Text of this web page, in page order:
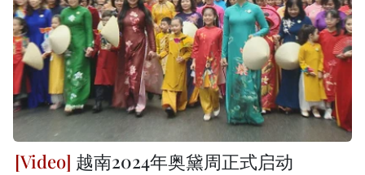
越南2024年奥黛周正式启动